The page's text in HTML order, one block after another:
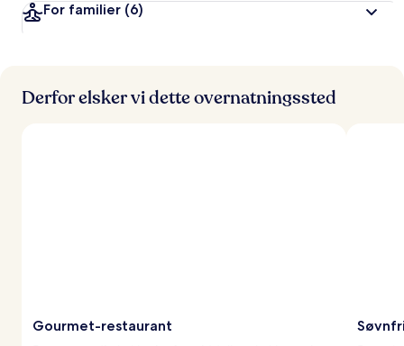
For familier (6)
Derfor elsker vi dette overnatningssted
Gourmet-restaurant